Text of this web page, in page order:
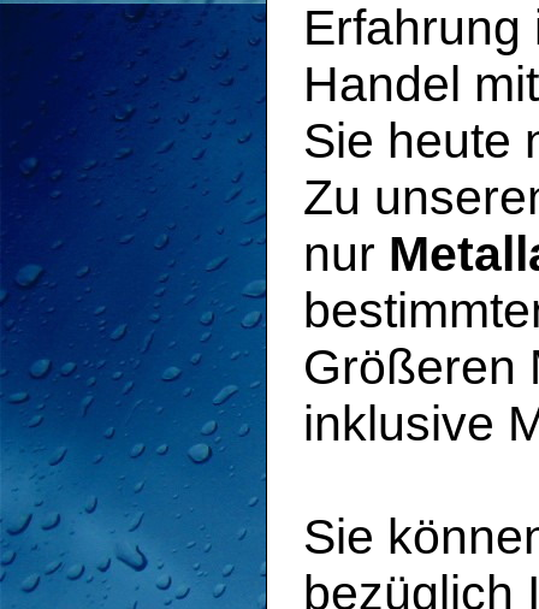
Erfahrung
Handel
Sie heute
Zu
nur
Größeren
inklusive
Sie
bezüglich